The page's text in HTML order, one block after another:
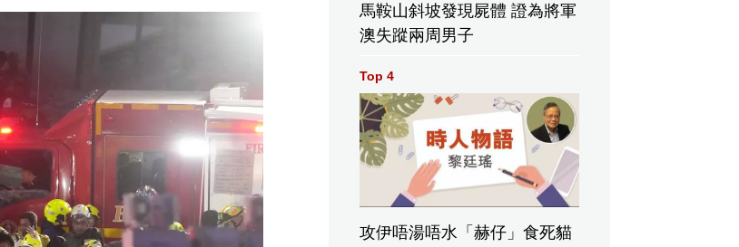
馬鞍山斜坡發現屍體 證為將軍
澳失蹤兩周男子
Top 4
攻伊唔湯唔水「赫仔」食死貓